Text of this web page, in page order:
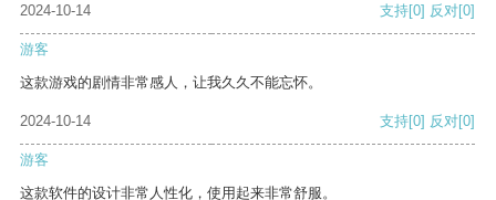
2024-10-14
支持[0] 反对[0]
游客
这款游戏的剧情非常感人，让我久久不能忘怀。
2024-10-14 支持[0] 反对[0]
游客
这款软件的设计非常人性化，使用起来非常舒服。